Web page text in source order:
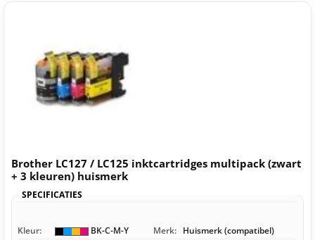
Brother LC127 / LC125 inktcartridges multipack (zwart
+ 3 kleuren) huismerk
SPECIFICATIES
Kleur: BK-C-M-Y Merk: Huismerk (compatibel)